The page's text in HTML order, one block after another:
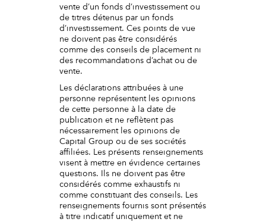
vente d’un fonds d’investissement ou
de titres détenus par un fonds
d’investissement. Ces points de vue
ne doivent pas être considérés
comme des conseils de placement ni
des recommandations d’achat ou de
vente.
Les déclarations attribuées à une
personne représentent les opinions
de cette personne à la date de
publication et ne reflètent pas
nécessairement les opinions de
Capital Group ou de ses sociétés
affiliées. Les présents renseignements
visent à mettre en évidence certaines
questions. Ils ne doivent pas être
considérés comme exhaustifs ni
comme constituant des conseils. Les
renseignements fournis sont présentés
à titre indicatif uniquement et ne